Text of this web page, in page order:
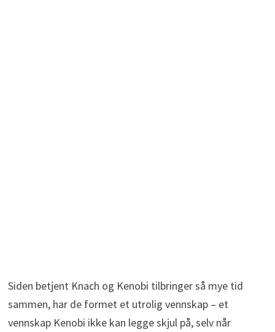
Siden betjent Knach og Kenobi tilbringer så mye tid
sammen, har de formet et utrolig vennskap – et
vennskap Kenobi ikke kan legge skjul på, selv når